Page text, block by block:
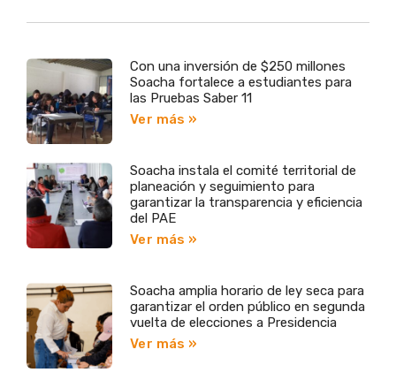
Con una inversión de $250 millones
Soacha fortalece a estudiantes para
las Pruebas Saber 11
Ver más »
Soacha instala el comité territorial de
planeación y seguimiento para
garantizar la transparencia y eficiencia
del PAE
Ver más »
Soacha amplia horario de ley seca para
garantizar el orden público en segunda
vuelta de elecciones a Presidencia
Ver más »